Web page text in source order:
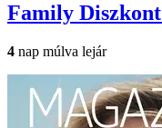
Family Diszkont
4 nap múlva lejár